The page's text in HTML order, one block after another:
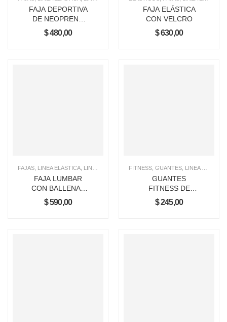
FAJA DEPORTIVA
DE NEOPRENO
KNEX
$480,00
FAJA ELÁSTICA
CON VELCRO
$630,00
FAJAS LINEA ELÁSTICA LINEA NEOPRENO
FAJA LUMBAR
CON BALLENAS
ELÁSTICA
$590,00
FITNESS GUANTES LINEA ELÁSTICA
GUANTES
FITNESS DE
NEOPRENO
$245,00